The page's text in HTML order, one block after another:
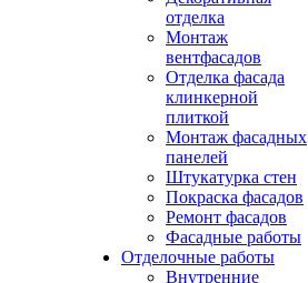
отделка
Монтаж
вентфасадов
Отделка фасада
клинкерной
плиткой
Монтаж фасадных
панелей
Штукатурка стен
Покраска фасадов
Ремонт фасадов
Фасадные работы
Отделочные работы
Внутренние